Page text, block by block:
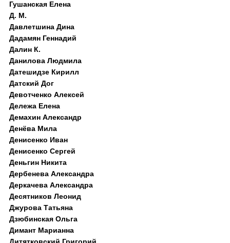
Гушанская Елена
Д. M.
Давлетшина Дина
Дадамян Геннадий
Далин К.
Данилова Людмила
Датешидзе Кирилл
Датский Дог
Девотченко Алексей
Дележа Елена
Демахин Александр
Денёва Мила
Денисенко Иван
Денисенко Сергей
Деньгин Никита
Дербенева Александра
Деркачева Александра
Десятников Леонид
Джурова Татьяна
Дзюбинская Ольга
Димант Марианна